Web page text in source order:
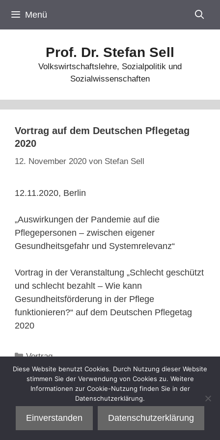
Inhalt
springen
Menü
Prof. Dr. Stefan Sell
Volkswirtschaftslehre, Sozialpolitik und
Sozialwissenschaften
Vortrag auf dem Deutschen Pflegetag
2020
12. November 2020 von Stefan Sell
12.11.2020, Berlin
„Auswirkungen der Pandemie auf die
Pflegepersonen – zwischen eigener
Gesundheitsgefahr und Systemrelevanz“
Vortrag in der Veranstaltung „Schlecht geschützt
und schlecht bezahlt – Wie kann
Gesundheitsförderung in der Pflege
funktionieren?“ auf dem Deutschen Pflegetag
2020
Kategorien
Vortrag
Diese Website benutzt Cookies. Durch Nutzung dieser Website
stimmen Sie der Verwendung von Cookies zu. Weitere
Informationen zur Cookie-Nutzung finden Sie in der
Datenschutzerklärung.
Einverstanden Datenschutzerklärung